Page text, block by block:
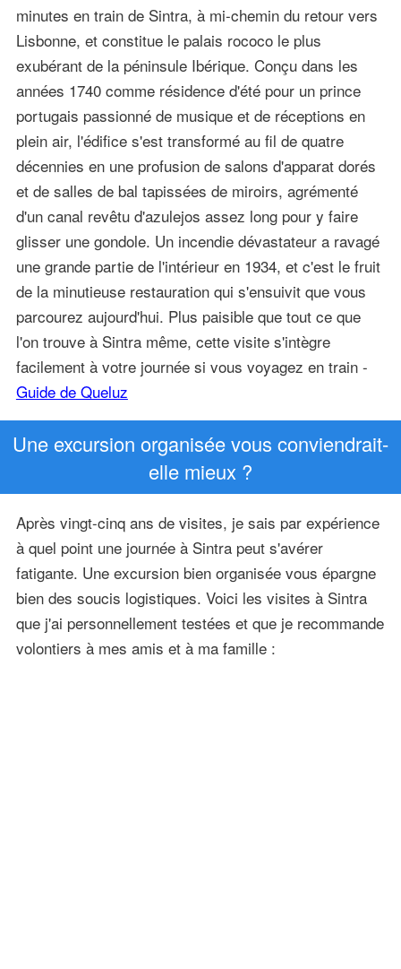
minutes en train de Sintra, à mi-chemin du retour vers
Lisbonne, et constitue le palais rococo le plus
exubérant de la péninsule Ibérique. Conçu dans les
années 1740 comme résidence d'été pour un prince
portugais passionné de musique et de réceptions en
plein air, l'édifice s'est transformé au fil de quatre
décennies en une profusion de salons d'apparat dorés
et de salles de bal tapissées de miroirs, agrémenté
d'un canal revêtu d'azulejos assez long pour y faire
glisser une gondole. Un incendie dévastateur a ravagé
une grande partie de l'intérieur en 1934, et c'est le fruit
de la minutieuse restauration qui s'ensuivit que vous
parcourez aujourd'hui. Plus paisible que tout ce que
l'on trouve à Sintra même, cette visite s'intègre
facilement à votre journée si vous voyagez en train -
Guide de Queluz
Une excursion organisée vous conviendrait-
elle mieux ?
Après vingt-cinq ans de visites, je sais par expérience
à quel point une journée à Sintra peut s'avérer
fatigante. Une excursion bien organisée vous épargne
bien des soucis logistiques. Voici les visites à Sintra
que j'ai personnellement testées et que je recommande
volontiers à mes amis et à ma famille :